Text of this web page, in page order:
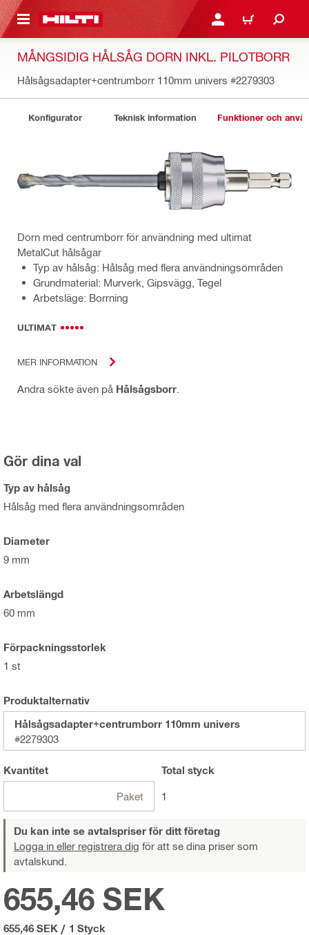
GÅ TILL HUVUDSIDAN LOGGA IN ELLER
VARUKORG
MÅNGSIDIG HÅLSÅG DORN INKL. PILOTBORR
Hålsågsadapter+centrumborr 110mm univers #2279303
Konfigurator Teknisk information Funktioner och
Dorn med centrumborr för användning med ultimat
MetalCut hålsågar
Typ av hålsåg: Hålsåg med flera användningsområden
Grundmaterial: Murverk, Gipsvägg, Tegel
Arbetsläge: Borrning
ULTIMAT
MER INFORMATION
Andra sökte även på Hålsågsborr
Gör dina val
Typ av hålsåg
Hålsåg med flera användningsområden
Diameter
9 mm
Arbetslängd
60 mm
Förpackningsstorlek
1 st
Produktalternativ
Hålsågsadapter+centrumborr 110mm univers
#2279303
Kvantitet
Paket
Total styck
1
Du kan inte se avtalspriser för ditt företag
Logga in eller registrera dig för att se dina priser som
avtalskund.
655,46 SEK
655,46 SEK / 1 Styck